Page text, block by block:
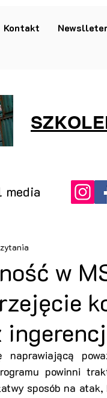
Kontakt
media
w
naprawiającą
powinni
sposób na